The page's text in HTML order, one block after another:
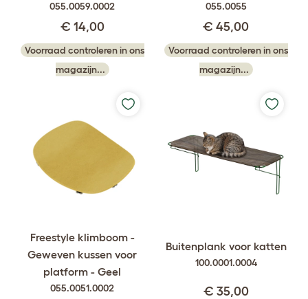
055.0059.0002
€ 14,00
Voorraad controleren in ons
magazijn...
055.0055
€ 45,00
Voorraad controleren in ons
magazijn...
Freestyle klimboom -
Geweven kussen voor
platform - Geel
055.0051.0002
Buitenplank voor katten
100.0001.0004
€ 35,00